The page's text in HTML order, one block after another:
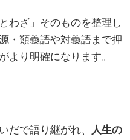
わざ」そのものを整理し
・類義語や対義語まで押
より明確になります。
だで語り継がれ、
人生の